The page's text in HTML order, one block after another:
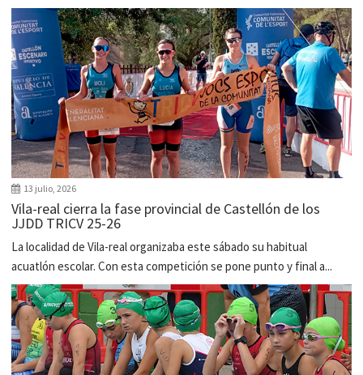
13 julio, 2026
Vila-real cierra la fase provincial de Castellón de los
JJDD TRICV 25-26
La localidad de Vila-real organizaba este sábado su habitual
acuatlón escolar. Con esta competición se pone punto y final a...